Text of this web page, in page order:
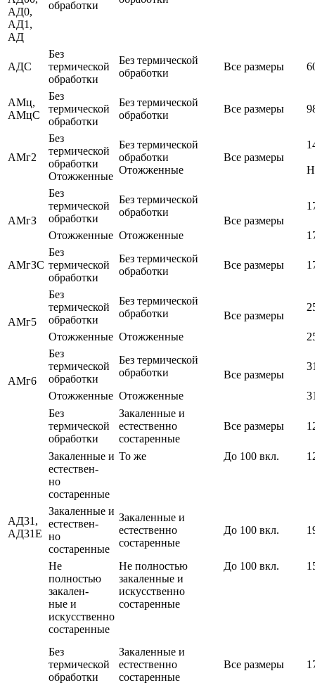
АД0,
АД1,
АД
обработки
АДС
Без
термической
обработки
Без термической
обработки
Все размеры
АМц,
АМцС
Без
термической
обработки
Без термической
обработки
Все размеры
АМг2
Без
термической
обработки
Отожженные
Без термической
обработки
Отожженные
Все размеры
АМгЗ
Без
термической
обработки
Без термической
обработки
Все размеры
Отожженные Отожженные
АМгЗС
Без
термической
обработки
Без термической
обработки
Все размеры
АМг5
Без
термической
обработки
Без термической
обработки
Все размеры
Отожженные Отожженные
АМг6
Без
термической
обработки
Без термической
обработки
Все размеры
Отожженные Отожженные
АД31,
АД31Е
Без
термической
обработки
Закаленные и
естественно
состаренные
Все размеры
Закаленные и
естествен-
но
состаренные
То же До 100 вкл.
Закаленные и
естествен-
но
состаренные
Закаленные и
естественно
состаренные
До 100 вкл.
Не
полностью
закален-
ные и
искусственно
состаренные
Не полностью
закаленные и
искусственно
состаренные
До 100 вкл.
Без
термической
обработки
Закаленные и
естественно
состаренные
Все размеры